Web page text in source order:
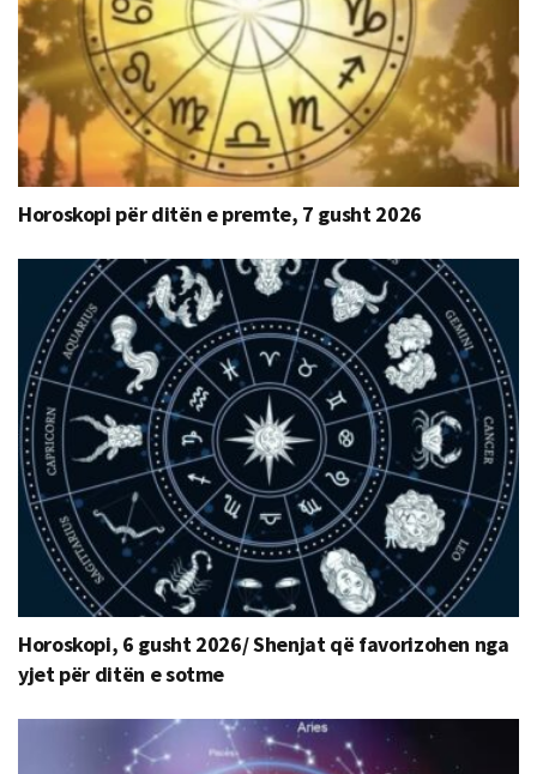
Horoskopi për ditën e premte, 7 gusht 2026
Horoskopi, 6 gusht 2026/ Shenjat që favorizohen nga
yjet për ditën e sotme